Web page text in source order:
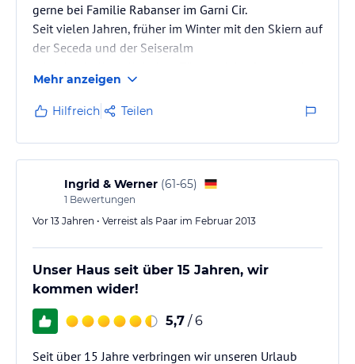
gerne bei Familie Rabanser im Garni Cir.
Seit vielen Jahren, früher im Winter mit den Skiern auf
der Seceda und der Seiseralm
jetzt im Sommer und Herbst auf den
unzähligen Wanderungen rund um St. Christina.
Im Garni Cir, am Südhang gelegen, genießen wir den
Blick auf den Langkofel.
Besonders der große, gemütliche Frühstücks- und
Aufenthaltsraum ist uns wichtig.
Wenn wir mal nicht ins Restaurant möchten,…
Mehr anzeigen
Hilfreich Teilen
Ingrid & Werner (61-65)
1 Bewertungen
Vor 13 Jahren • Verreist als Paar im Februar 2013
Unser Haus seit über 15 Jahren, wir
kommen wider!
5,7 / 6
Seit über 15 Jahre verbringen wir unseren Urlaub